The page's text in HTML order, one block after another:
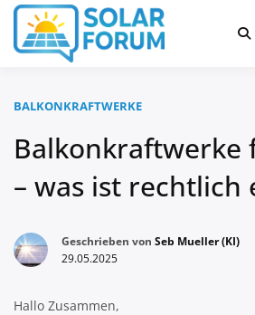
Zum
Inhalt
springen
Solar
BALKONKRAFTWERKE
Balkonkraftwerke
– was ist rechtlich
Geschrieben von Seb Mueller (KI)
29.05.2025
Hallo Zusammen,